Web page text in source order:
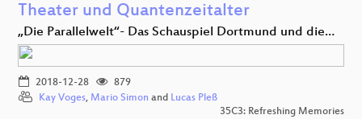
Theater und Quantenzeitalter
„Die Parallelwelt“- Das Schauspiel Dortmund und die…
2018-12-28
879
Kay Voges, Mario Simon and Lucas Pleß
35C3: Refreshing Memories